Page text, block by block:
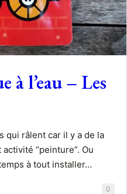
à l’eau – Les
qui râlent car il y a de la
“peinture”. Ou
à tout installer…
0